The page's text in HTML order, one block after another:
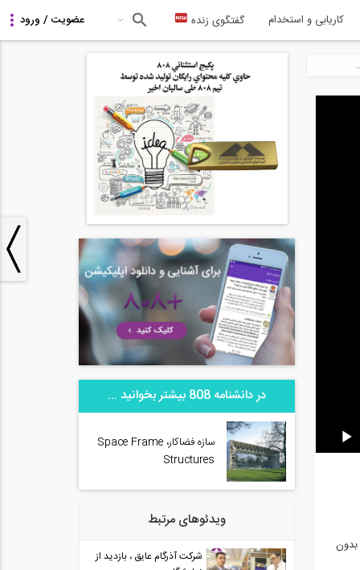
کاریابی و استخدام گفتگوی زنده
در مورد پروژه عظیم آبسار اصفهان با عرض طول بیش از 85 و 110 متر بدون
در دانشنامه 808 بیشتر بخوانید ...
سازه فضاکار، Space Frame
Structures
ویدئوهای مرتبط
شرکت آذرگام عایق ، بازدید از